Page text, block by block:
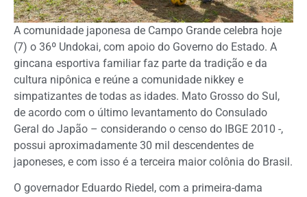
A comunidade japonesa de Campo Grande celebra hoje
(7) o 36º Undokai, com apoio do Governo do Estado. A
gincana esportiva familiar faz parte da tradição e da
cultura nipônica e reúne a comunidade nikkey e
simpatizantes de todas as idades. Mato Grosso do Sul,
de acordo com o último levantamento do Consulado
Geral do Japão – considerando o censo do IBGE 2010 -,
possui aproximadamente 30 mil descendentes de
japoneses, e com isso é a terceira maior colônia do Brasil.
O governador Eduardo Riedel, com a primeira-dama